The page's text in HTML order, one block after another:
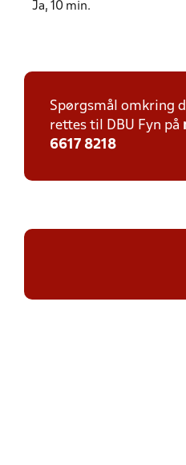
Ja, 10 min.
Spørgsmål omkring
rettes til DBU Fyn på
6617 8218